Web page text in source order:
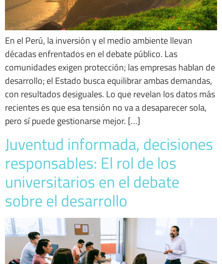
En el Perú, la inversión y el medio ambiente llevan
décadas enfrentados en el debate público. Las
comunidades exigen protección; las empresas hablan de
desarrollo; el Estado busca equilibrar ambas demandas,
con resultados desiguales. Lo que revelan los datos más
recientes es que esa tensión no va a desaparecer sola,
pero sí puede gestionarse mejor. […]
Juventud informada, decisiones
responsables: El rol de los
universitarios en el debate
sobre el desarrollo